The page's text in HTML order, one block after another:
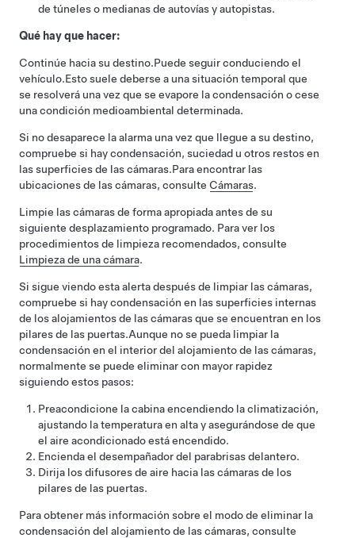
de túneles o medianas de autovías y autopistas.
Qué hay que hacer:
Continúe hacia su destino.Puede seguir conduciendo el
vehículo.Esto suele deberse a una situación temporal que
se resolverá una vez que se evapore la condensación o cese
una condición medioambiental determinada.
Si no desaparece la alarma una vez que llegue a su destino,
compruebe si hay condensación, suciedad u otros restos en
las superficies de las cámaras.Para encontrar las
ubicaciones de las cámaras, consulte Cámaras.
Limpie las cámaras de forma apropiada antes de su
siguiente desplazamiento programado. Para ver los
procedimientos de limpieza recomendados, consulte
Limpieza de una cámara.
Si sigue viendo esta alerta después de limpiar las cámaras,
compruebe si hay condensación en las superficies internas
de los alojamientos de las cámaras que se encuentran en los
pilares de las puertas.Aunque no se pueda limpiar la
condensación en el interior del alojamiento de las cámaras,
normalmente se puede eliminar con mayor rapidez
siguiendo estos pasos:
Preacondicione la cabina encendiendo la climatización,
ajustando la temperatura en alta y asegurándose de que
el aire acondicionado está encendido.
Encienda el desempañador del parabrisas delantero.
Dirija los difusores de aire hacia las cámaras de los
pilares de las puertas.
Para obtener más información sobre el modo de eliminar la
condensación del alojamiento de las cámaras, consulte